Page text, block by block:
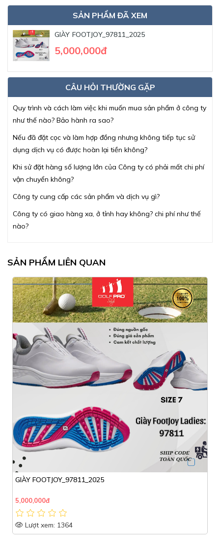
SẢN PHẨM ĐÃ XEM
GIÀY FOOTJOY_97811_2025
5,000,000đ
CÂU HỎI THƯỜNG GẶP
Quy trình và cách làm việc khi muốn mua sản phẩm ở công ty
như thế nào? Bảo hành ra sao?
Nếu đã đặt cọc và làm hợp đồng nhưng không tiếp tục sử
dụng dịch vụ có được hoàn lại tiền không?
Khi sử đặt hàng số lượng lớn của Công ty có phải mất chi phí
vận chuyển không?
Công ty cung cấp các sản phẩm và dịch vụ gì?
Công ty có giao hàng xa, ở tỉnh hay không? chi phí như thế
nào?
SẢN PHẨM LIÊN QUAN
GIÀY FOOTJOY_97811_2025
5,000,000đ
Lượt xem: 1364